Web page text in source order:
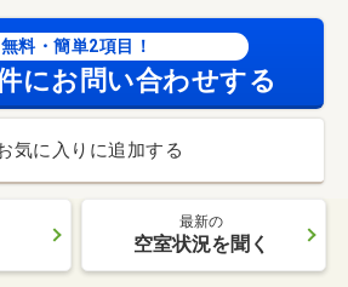
無料・簡単2項目！
にお問い合わせする
気に入りに追加する
最新の
空室状況を聞く